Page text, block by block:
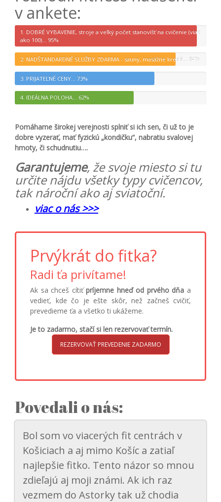
v ankete:
1. DOBRÉ VYBAVENIE, stroje a veľký počet stanovíšť na cvičenie (viac
ako 100)... 95%
2. NADŠTANDARDNÉ SLUŽBY ZDARMA - sauny, masážne kreslá... 84%
3. PRIJATEĽNÉ CENY...73%
4. IDEÁLNA POLOHA... 62%
Pomáhame širokej verejnosti splniť si ich sen, či už to je
dobre vyzerať, mať fyzickú „kondičku“, nabratiu svalovej
hmoty, či schudnutiu….
Garantujeme, že svoje miesto si tu
určite nájdu všetky typy cvičencov,
tak nároční ako aj sviatoční.
viac o nás >>>
Prvýkrát do fitka?
Radi ťa privítame!
Ak sa chceš cítiťpríjemne hneď od prvého dňa a
vedieť, kde čo je ešte skôr, než začneš cvičiť,
prevedieme ťa a všetko ti ukážeme.
Je to zadarmo, stačí si len rezervovať termín.
REZERVOVAŤ PREVEDENIE ZADARMO
Povedali o nás:
Bol som vo viacerých fit centrách v
Košiciach a aj mimo Košíc a zatiaľ
najlepšie fitko. Tento názor so mnou
zdieľajú aj moji známi. Ak ich raz
vezmem do Astorky tak už chodia